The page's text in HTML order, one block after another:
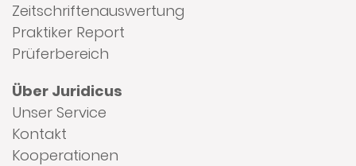
Zeitschriftenauswertung
Praktiker Report
Prüferbereich
Über Juridicus
Unser Service
Kontakt
Kooperationen